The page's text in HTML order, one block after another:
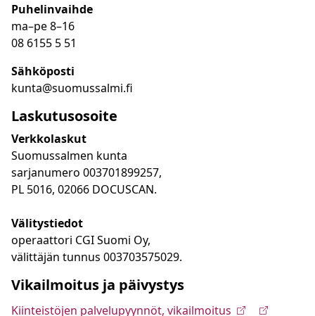
Puhelinvaihde
ma–pe 8–16
08 6155 5 51
Sähköposti
kunta@suomussalmi.fi
Laskutusosoite
Verkkolaskut
Suomussalmen kunta
sarjanumero 003701899257,
PL 5016, 02066 DOCUSCAN.
Välitystiedot
operaattori CGI Suomi Oy,
välittäjän tunnus 003703575029.
Vikailmoitus ja päivystys
Kiinteistöjen palvelupyynnöt, vikailmoitus